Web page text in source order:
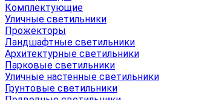
Комплектующие
Уличные светильники
Прожекторы
Ландшафтные светильники
Архитектурные светильники
Парковые светильники
Уличные настенные светильники
Грунтовые светильники